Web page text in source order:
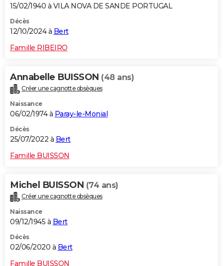
S'inscrire
Se connecter
Lycées
Collèges
Primaires
Universités
Entreprises
Service militaire
Avis de recherche
AVIS DE DÉCÈS
FORUM
Bricolage
15/02/1940 à VILA NOVA DE SANDE PORTUGAL
Décès
12/10/2024 à Bert
Famille RIBEIRO
Annabelle BUISSON (48 ans)
Créer une cagnotte obsèques
Naissance
06/02/1974 à Paray-le-Monial
Décès
25/07/2022 à Bert
Famille BUISSON
Michel BUISSON (74 ans)
Créer une cagnotte obsèques
Naissance
09/12/1945 à Bert
Décès
02/06/2020 à Bert
Famille BUISSON